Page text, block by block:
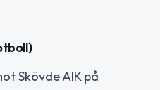
Skövde AIK på